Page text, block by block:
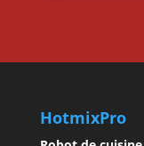
HotmixPro